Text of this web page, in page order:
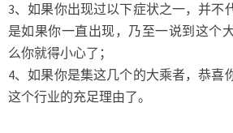
3、如果你出现过以下症状之一，并不
是如果你一直出现，乃至一说到这个
么你就得小心了；
4、如果你是集这几个的大乘者，恭喜
这个行业的充足理由了。